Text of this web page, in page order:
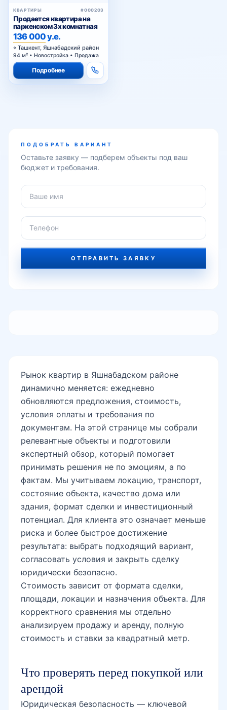
Яшнабадский рынок
Рисовый базар
КВАРТИРЫ #000203
Продается квартира на
паркенском 3х комнатная
136 000 у.е.
Ташкент, Яшнабадский район
94 м² • Новостройка • Продажа
Подробнее
ПОДОБРАТЬ ВАРИАНТ
Оставьте заявку — подберем объекты под ваш
бюджет и требования.
ОТПРАВИТЬ ЗАЯВКУ
Рынок квартир в Яшнабадском районе
динамично меняется: ежедневно
обновляются предложения, стоимость,
условия оплаты и требования по
документам. На этой странице мы собрали
релевантные объекты и подготовили
экспертный обзор, который помогает
принимать решения не по эмоциям, а по
фактам. Мы учитываем локацию, транспорт,
состояние объекта, качество дома или
здания, формат сделки и инвестиционный
потенциал. Для клиента это означает меньше
риска и более быстрое достижение
результата: выбрать подходящий вариант,
согласовать условия и закрыть сделку
юридически безопасно.
Стоимость зависит от формата сделки,
площади, локации и назначения объекта. Для
корректного сравнения мы отдельно
анализируем продажу и аренду, полную
стоимость и ставки за квадратный метр.
Что проверять перед покупкой или
арендой
Юридическая безопасность — ключевой